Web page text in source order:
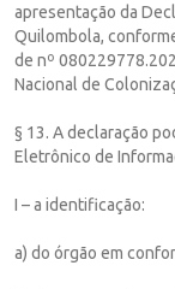
apresentação da
Quilombola,
de nº
Nacional de
§ 13. A declaração
Eletrônico de
I – a identificação:
a) do órgão em